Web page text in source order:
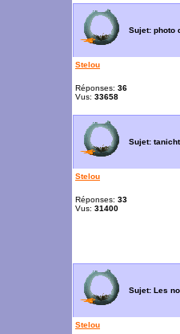
Sujet: photo
Stelou
Réponses: 36
Vus: 33658
Sujet:
Stelou
Réponses: 33
Vus: 31400
Sujet: Les
Stelou